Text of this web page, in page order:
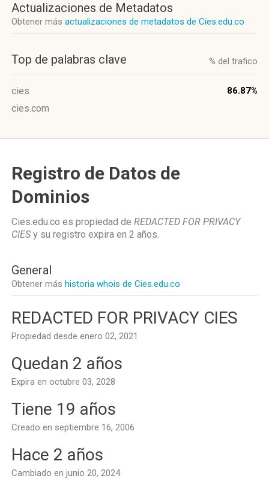
Actualizaciones de Metadatos
Obtener más actualizaciones de metadatos de Cies.edu.co
Top de palabras clave % del trafico
cies 86.87%
cies.com
Registro de Datos de
Dominios
Cies.edu.co es propiedad de REDACTED FOR PRIVACY
CIES y su registro expira en 2 años.
General
Obtener más historia whois de Cies.edu.co
REDACTED FOR PRIVACY CIES
Propiedad desde enero 02, 2021
Quedan 2 años
Expira en octubre 03, 2028
Tiene 19 años
Creado en septiembre 16, 2006
Hace 2 años
Cambiado en junio 20, 2024